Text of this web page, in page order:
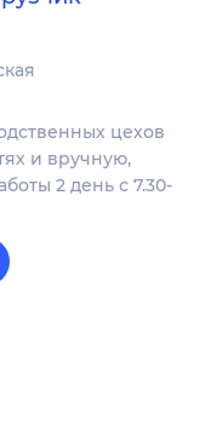
цехов
и вручную,
2 день с 7.30-